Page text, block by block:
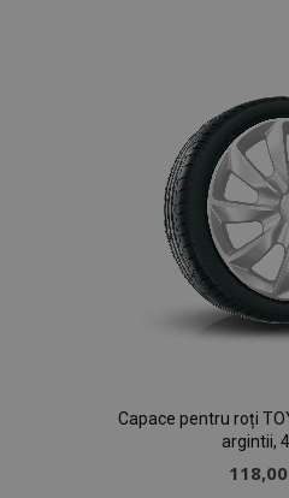
Capace pentru roți
argintii,